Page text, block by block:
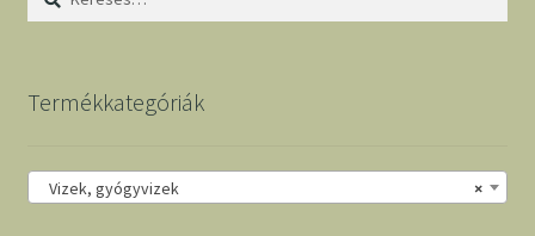
Termékkategóriák
×
Vizek, gyógyvizek